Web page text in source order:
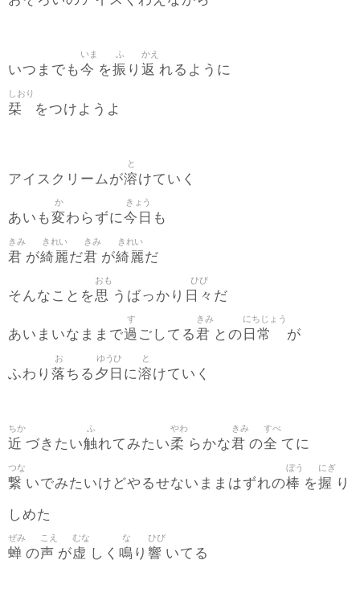
いつまでも今
いま
を振
ふ
り 返
かえ
れるように
栞
しおり
をつけようよ
アイスクリームが溶
と
けていく
あいも変
か
わらずに今日
きょう
も
君
きみ
が綺麗
きれい
だ君
きみ
が綺麗
きれい
だ
そんなことを思
おも
うばっかり 日々
ひび
だ
あいまいなままで過
す
ごしてる君
きみ
との 日常
にちじょう
が
ふわり 落
お
ちる 夕日
ゆうひ
に溶
と
けていく
近
ちか
づきたい触
ふ
れてみたい柔
やわ
らかな君
きみ
の全
すべ
てに
繋
つな
いでみたいけどやるせないままはずれの棒
ぼう
を握
にぎ
り
しめた
蝉
ぜみ
の声
こえ
が虚
むな
しく 鳴
な
り 響
ひび
いてる